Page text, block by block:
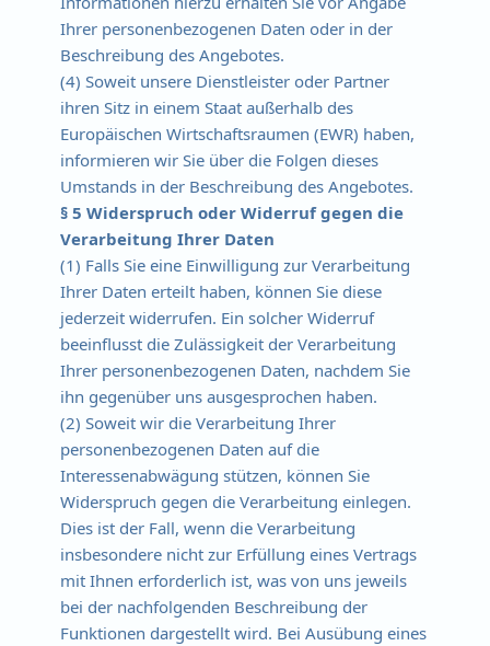
Ihrer personenbezogenen Daten oder in der
Beschreibung des Angebotes.
(4) Soweit unsere Dienstleister oder Partner
ihren Sitz in einem Staat außerhalb des
Europäischen Wirtschaftsraumen (EWR) haben,
informieren wir Sie über die Folgen dieses
Umstands in der Beschreibung des Angebotes.
§ 5 Widerspruch oder Widerruf gegen die
Verarbeitung Ihrer Daten
(1) Falls Sie eine Einwilligung zur Verarbeitung
Ihrer Daten erteilt haben, können Sie diese
jederzeit widerrufen. Ein solcher Widerruf
beeinflusst die Zulässigkeit der Verarbeitung
Ihrer personenbezogenen Daten, nachdem Sie
ihn gegenüber uns ausgesprochen haben.
(2) Soweit wir die Verarbeitung Ihrer
personenbezogenen Daten auf die
Interessenabwägung stützen, können Sie
Widerspruch gegen die Verarbeitung einlegen.
Dies ist der Fall, wenn die Verarbeitung
insbesondere nicht zur Erfüllung eines Vertrags
mit Ihnen erforderlich ist, was von uns jeweils
bei der nachfolgenden Beschreibung der
Funktionen dargestellt wird. Bei Ausübung eines